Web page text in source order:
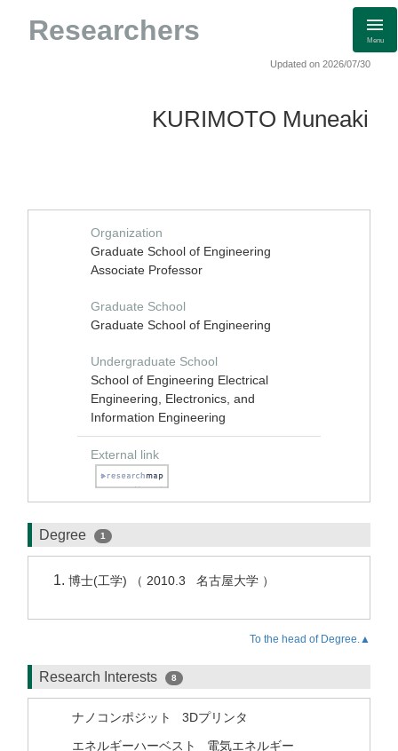
Researchers Menu
Updated on 2026/07/30
KURIMOTO Muneaki
Organization
Graduate School of Engineering
Associate Professor
Graduate School
Graduate School of Engineering
Undergraduate School
School of Engineering Electrical
Engineering, Electronics, and
Information Engineering
External link
Degree 1
博士(工学) （ 2010.3 名古屋大学 ）
To the head of Degree.▲
Research Interests 8
ナノコンポジット
3Dプリンタ
エネルギーハーベスト
電気エネルギー